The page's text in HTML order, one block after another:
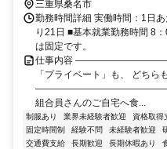
三重県桑名市
勤務時間詳細 実働時間：1日
り21日 ■基本就業勤務時間 8
は固定です。
仕事内容
「プライベート」も、 どちら
――――――――――――――――――
組合員さんのご自宅へ食...
制服あり 業界未経験者歓迎 資格取得
固定時間制
経験不問 未経験者歓迎
交通費支給
長期歓迎 長期休暇あり